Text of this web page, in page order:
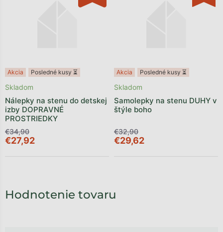
Hodnotenie tovaru
Akcia Posledné kusy ⏳
Nálepky na stenu do detskej
izby DOPRAVNÉ
PROSTRIEDKY
Skladom
€34,90
€27,92
Akcia Posledné kusy ⏳
Samolepky na stenu DUHY v
štýle boho
Skladom
€32,90
€29,62